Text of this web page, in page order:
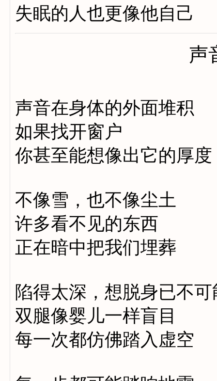
失眠的人也更像他自己
声
声音在身体的外面堆积
如果找开窗户
你甚至能想像出它的厚度
不像雪，也不像尘土
许多看不见的东西
正在暗中把我们埋葬
陷得太深，想脱身已不可
双腿像婴儿一样盲目
每一次都仿佛踏入虚空